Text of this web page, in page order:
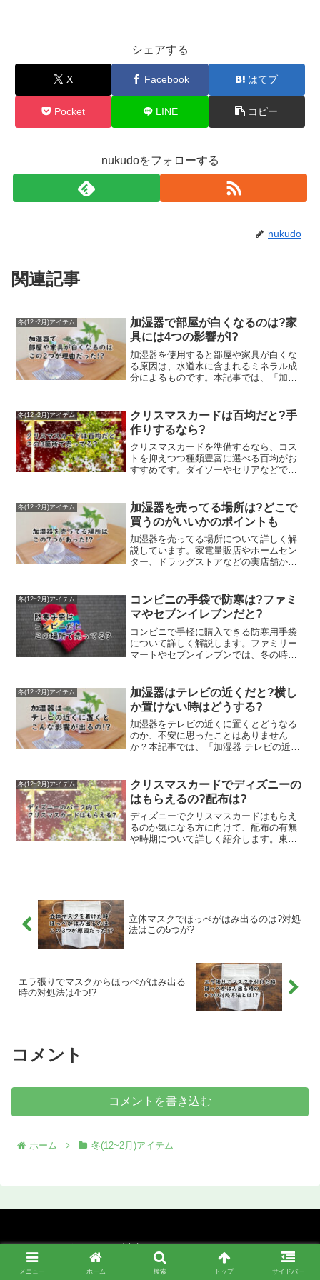
シェアする
X Facebook はてブ
Pocket LINE コピー
nukudoをフォローする
nukudo
関連記事
冬(12~2月)アイテム
加湿器で部屋が白くなるのは?家
具には4つの影響が!?
加湿器を使用すると部屋や家具が白くな
る原因は、水道水に含まれるミネラル成
分によるものです。本記事では、「加湿
す。白い粉の発生を防ぐための対策も紹
介しており、加湿器を快適に使いたい方
に役立つ内容です。
冬(12~2月)アイテム
クリスマスカードは百均だと?手
作りするなら?
クリスマスカードを準備するなら、コス
トを抑えつつ種類豊富に選べる百均がお
すすめです。ダイソーやセリアなどで
華やかな装飾付きまで幅広くそろってい
ます。また、手作りに挑戦したい方に
は、色紙やクラフトペーパー、マスキン
グテープ、シール、リボンなどの材料が
充実しているのも魅力です。オリジナリ
ティを出せるアイテムを組み合わせれ
百均」をテーマに、どこで買えるのか、
どんな手作り材料が見つかるのかを紹介
しています。手軽さとアイデア次第で楽
しめるクリスマスカードの準備に役立つ
情報をまとめています。
冬(12~2月)アイテム
加湿器を売ってる場所は?どこで
買うのがいいかのポイントも
加湿器を売ってる場所について詳しく解
説しています。家電量販店やホームセン
ター、ドラッグストアなどの実店舗か
実物を見て選びたい方や、豊富な選択肢
から比較したい方、それぞれのニーズに
合った購入方法がわかります。加湿器を
どこで買うのが自分にとってベストか迷
っている方に向けて、目的別の選び方も
紹介しています。「加湿器 売ってる場
冬(12~2月)アイテム
コンビニの手袋で防寒は?ファミ
マやセブンイレブンだと?
コンビニで手軽に購入できる防寒用手袋
について詳しく解説します。ファミリー
マートやセブンイレブンでは、冬の時期
ます。急な寒さや忘れ物の際にも便利な
ため、通勤・通学中の防寒対策としても
おすすめです。コンビニ 手袋 防寒の情報
を探している方に役立つ内容です。
冬(12~2月)アイテム
加湿器はテレビの近くだと?横し
か置けない時はどうする?
加湿器をテレビの近くに置くとどうなる
のか、不安に思ったことはありません
か？本記事では、「加湿器 テレビの近
結露や故障リスクを避けるための適切な
距離や配置方法、どうしてもテレビの横
にしか置けない場合の具体的な対策も紹
介しています。安全に使うためのポイン
トを知りたい方は必見です。
冬(12~2月)アイテム
クリスマスカードでディズニーの
はもらえるの?配布は?
ディズニーでクリスマスカードはもらえ
るのか気になる方に向けて、配布の有無
や時期について詳しく紹介します。東京
徴です。ディズニーならではの限定感が
楽しめるため、来園の際はチェックして
る」というキーワードで検索する方が知
りたい情報をしっかり盛り込み、訪れる
前に知っておくとより満喫できる内容に
なっています。配布開始時期を意識して
予定を立てれば、思い出に残る特別なカ
立体マスクでほっぺがはみ出るのは?対処
法はこの5つが?
エラ張りでマスクからほっぺがはみ出る
時の対処法は4つ!?
コメント
コメントを書き込む
ホーム 冬(12~2月)アイテム
気になる情報がここにあります
トップ プロフィール
メニュー ホーム 検索 トップ サイドバー